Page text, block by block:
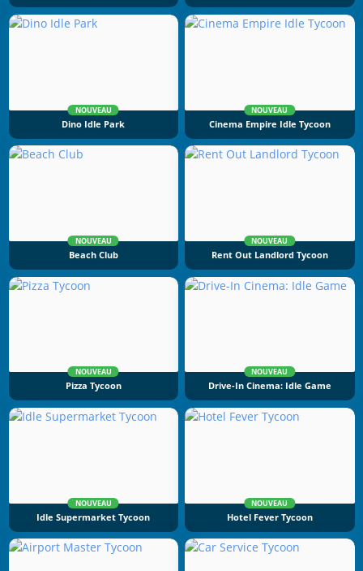
NOUVEAU
Dino Idle Park
NOUVEAU
Cinema Empire Idle Tycoon
NOUVEAU
Beach Club
NOUVEAU
Rent Out Landlord Tycoon
NOUVEAU
Pizza Tycoon
NOUVEAU
Drive-In Cinema: Idle Game
NOUVEAU
Idle Supermarket Tycoon
NOUVEAU
Hotel Fever Tycoon